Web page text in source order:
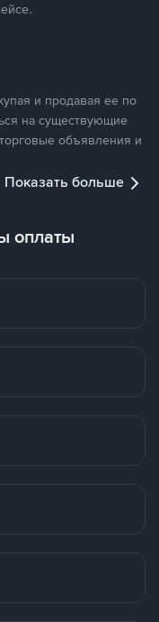
и продавая ее по
на существующие
объявления и
Показать больше
оплаты